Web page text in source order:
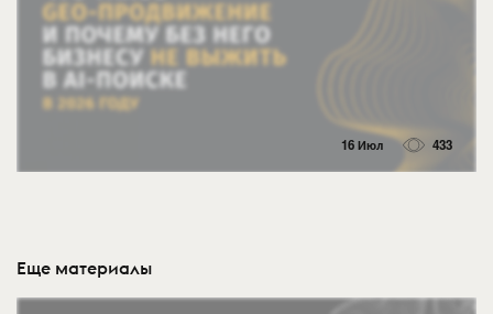
16 Июл 433
Еще материалы